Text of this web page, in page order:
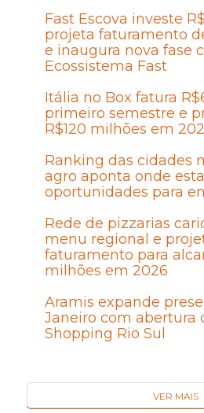
Fast Escova investe
projeta faturamento
e inaugura nova fase
Ecossistema Fast
Itália no Box fatura
primeiro semestre e
R$120 milhões em
Ranking das cidades
agro aponta onde
oportunidades para
Rede de pizzarias
menu regional e
faturamento para
milhões em 2026
Aramis expande
Janeiro com abertura
Shopping Rio Sul
VER MAIS